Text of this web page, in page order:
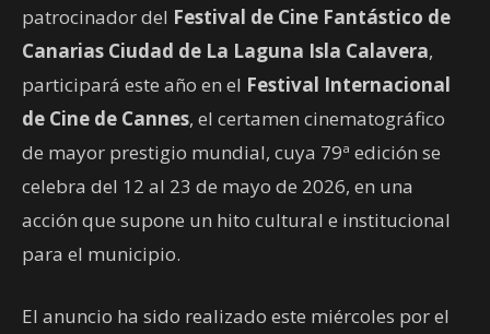
patrocinador del Festival de Cine Fantástico de
Canarias Ciudad de La Laguna Isla Calavera,
participará este año en el Festival Internacional
de Cine de Cannes, el certamen cinematográfico
de mayor prestigio mundial, cuya 79ª edición se
celebra del 12 al 23 de mayo de 2026, en una
acción que supone un hito cultural e institucional
para el municipio.
El anuncio ha sido realizado este miércoles por el